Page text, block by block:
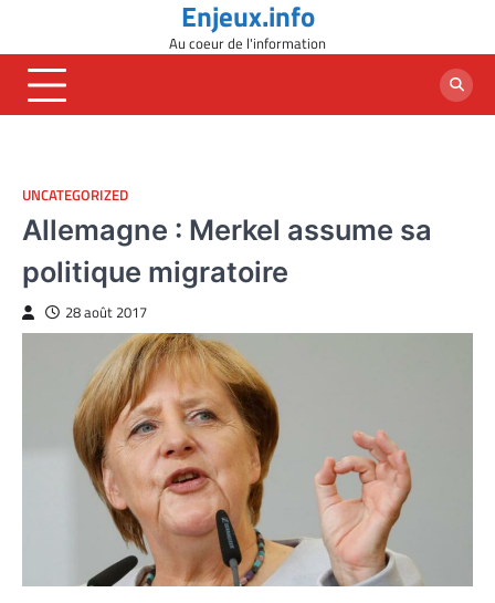
content
Enjeux.info
Au coeur de l'information
UNCATEGORIZED
Allemagne : Merkel assume sa
politique migratoire
28 août 2017